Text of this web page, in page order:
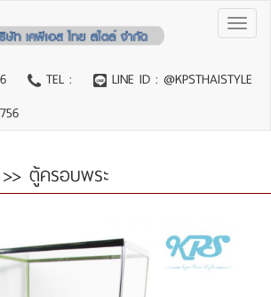
Toggle
TEL :
LINE ID : @KPSTHAISTYLE
>> ตู้ครอบพระ